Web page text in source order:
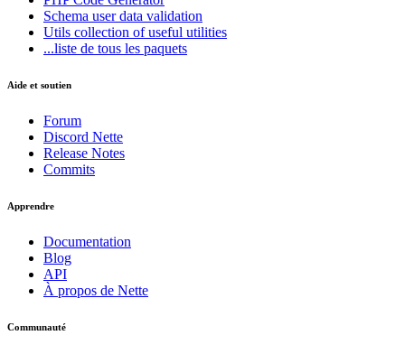
Schema user data validation
Utils collection of useful utilities
...liste de tous les paquets
Aide et soutien
Forum
Discord Nette
Release Notes
Commits
Apprendre
Documentation
Blog
API
À propos de Nette
Communauté